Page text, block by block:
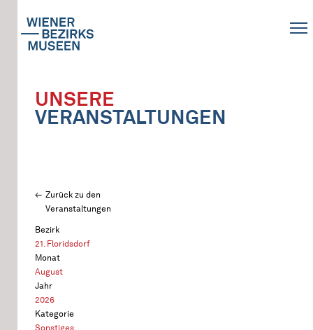
UNSERE
VERANSTALTUNGEN
Zurück zu den
Veranstaltungen
Bezirk
21. Floridsdorf
Monat
August
Jahr
2026
Kategorie
Sonstiges